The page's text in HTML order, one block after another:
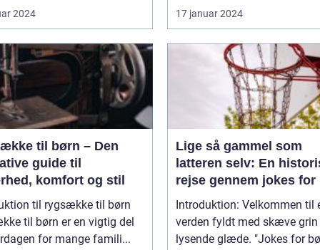
2024 17 januar 2024
til børn – Den
guide til
komfort og stil
til rygsække til børn
til børn er en vigtig del
for mange famili...
Lige så gammel som
latteren selv: En
rejse gennem jokes for
Introduktion: Velkommen til
verden fyldt med skæve grin
lysende glæde. "Jokes for